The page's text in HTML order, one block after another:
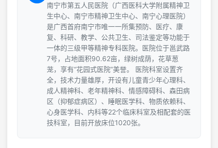
南宁市第五人民医院（广西医科大学附属精神卫
生中心、南宁市精神卫生中心、南宁心理医院）
是广西首府南宁市唯一一所集预防、医疗、康
复、科研、教学、公共卫生、司法鉴定等功能于
一体的三级甲等精神专科医院。医院位于邕武路
7号，占地面积90.62亩，绿树成荫，花草葱
茏，享有“花园式医院”美誉。 医院科室设置齐
全，技术力量雄厚，开设有儿童青少年心理科、
成人精神科、老年精神科、情感障碍科、森田病
区（抑郁症病区）、睡眠医学科、物质依赖科、
心身医学科、内科等22个临床科室及相配套的医
技科室，目前开放床位1020张。